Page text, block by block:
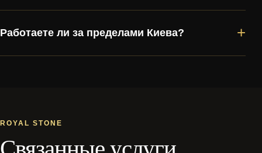
Работаете ли за пределами Киева? +
ROYAL STONE